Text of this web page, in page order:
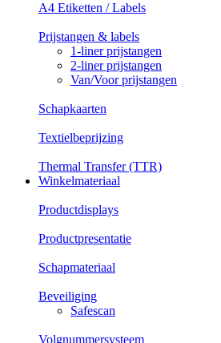
A4 Etiketten / Labels
Prijstangen & labels
1-liner prijstangen
2-liner prijstangen
Van/Voor prijstangen
Schapkaarten
Textielbeprijzing
Thermal Transfer (TTR)
Winkelmateriaal
Productdisplays
Productpresentatie
Schapmateriaal
Beveiliging
Safescan
Volgnummersysteem